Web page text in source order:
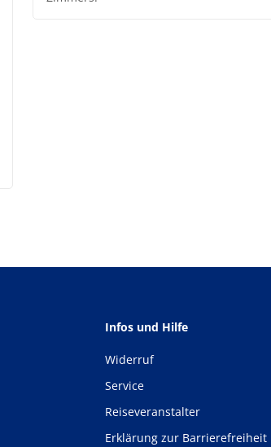
Infos und Hilfe
Widerruf
Service
Reiseveranstalter
Erklärung zur Barrierefreiheit